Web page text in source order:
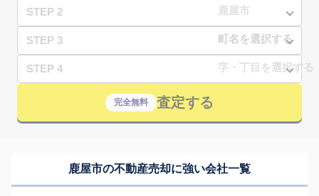
STEP 2
STEP 3
STEP 4
完全無料 査定する
鹿屋市の不動産売却に強い会社一覧